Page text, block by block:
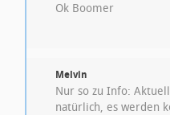
Ok Boomer
Melvin
Nur so zu Info:
natürlich, es werden